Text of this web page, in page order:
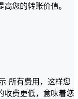
您的转账价值。
所有费用，这样您
收费更低，意味着您